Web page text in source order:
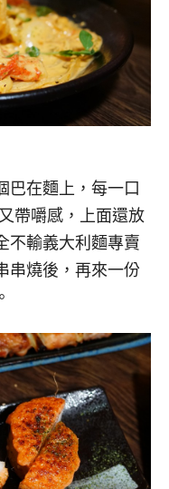
巴在麵上，每一口
帶嚼感，上面還放
不輸義大利麵專賣
串燒後，再來一份